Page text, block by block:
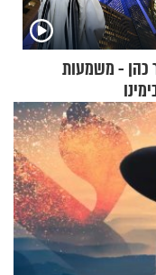
כהן - משמעות